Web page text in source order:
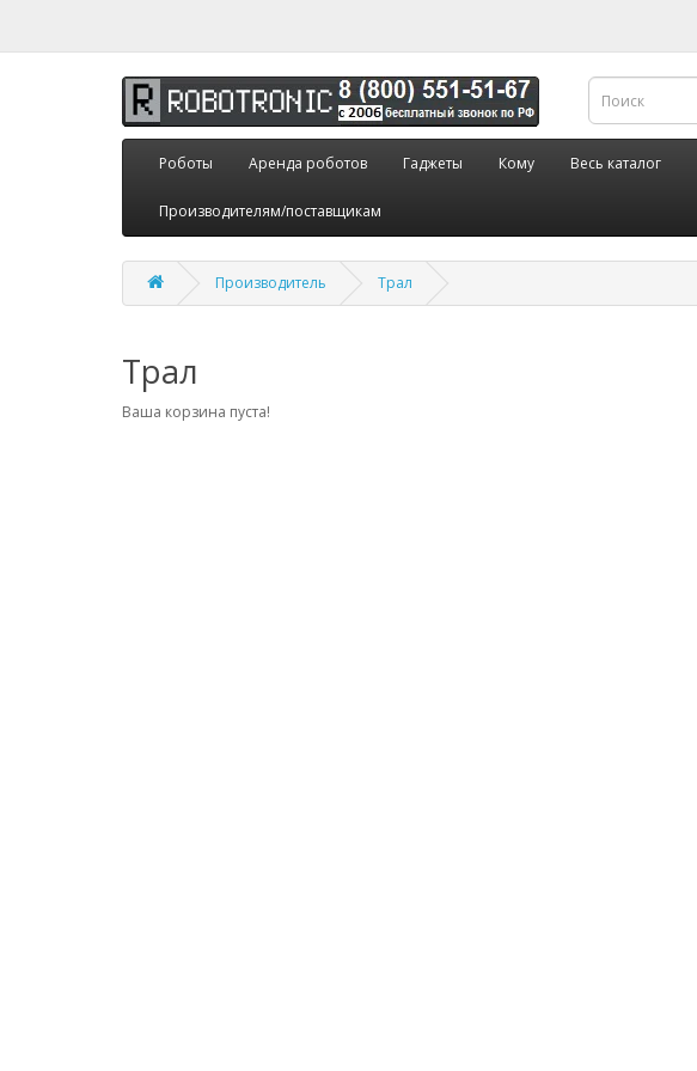
Роботы Аренда роботов Гаджеты Кому Весь каталог
Производителям/поставщикам
Производитель Трал
Трал
Ваша корзина пуста!